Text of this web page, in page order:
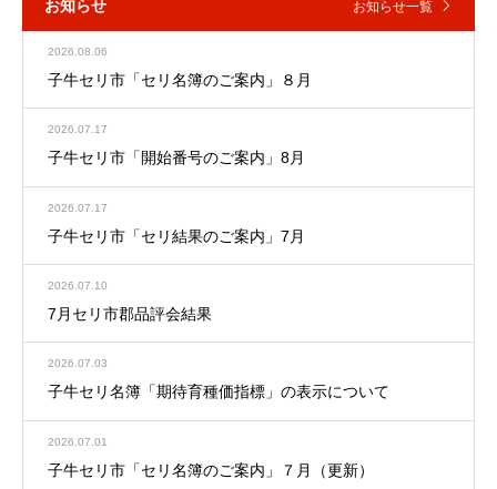
お知らせ お知らせ一覧
2026.08.06
子牛セリ市「セリ名簿のご案内」８月
2026.07.17
子牛セリ市「開始番号のご案内」8月
2026.07.17
子牛セリ市「セリ結果のご案内」7月
2026.07.10
7月セリ市郡品評会結果
2026.07.03
子牛セリ名簿「期待育種価指標」の表示について
2026.07.01
子牛セリ市「セリ名簿のご案内」７月（更新）